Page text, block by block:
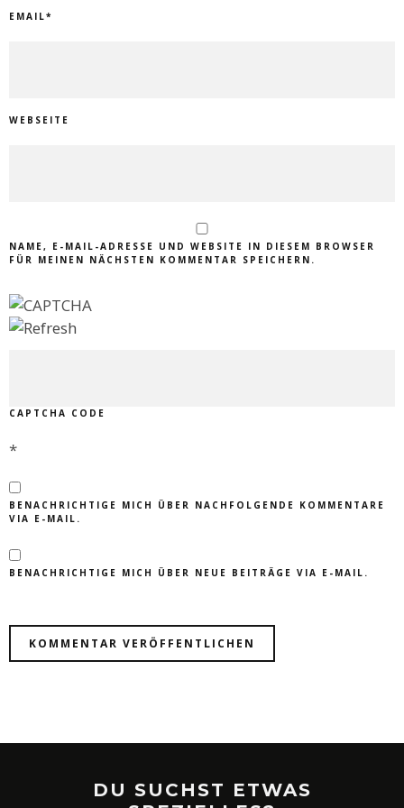
EMAIL*
WEBSEITE
NAME, E-MAIL-ADRESSE UND WEBSITE IN DIESEM BROWSER
FÜR MEINEN NÄCHSTEN KOMMENTAR SPEICHERN.
CAPTCHA CODE
*
BENACHRICHTIGE MICH ÜBER NACHFOLGENDE KOMMENTARE
VIA E-MAIL.
BENACHRICHTIGE MICH ÜBER NEUE BEITRÄGE VIA E-MAIL.
DU SUCHST ETWAS